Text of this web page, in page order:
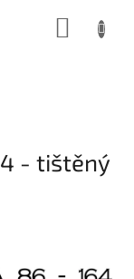
- tištěný